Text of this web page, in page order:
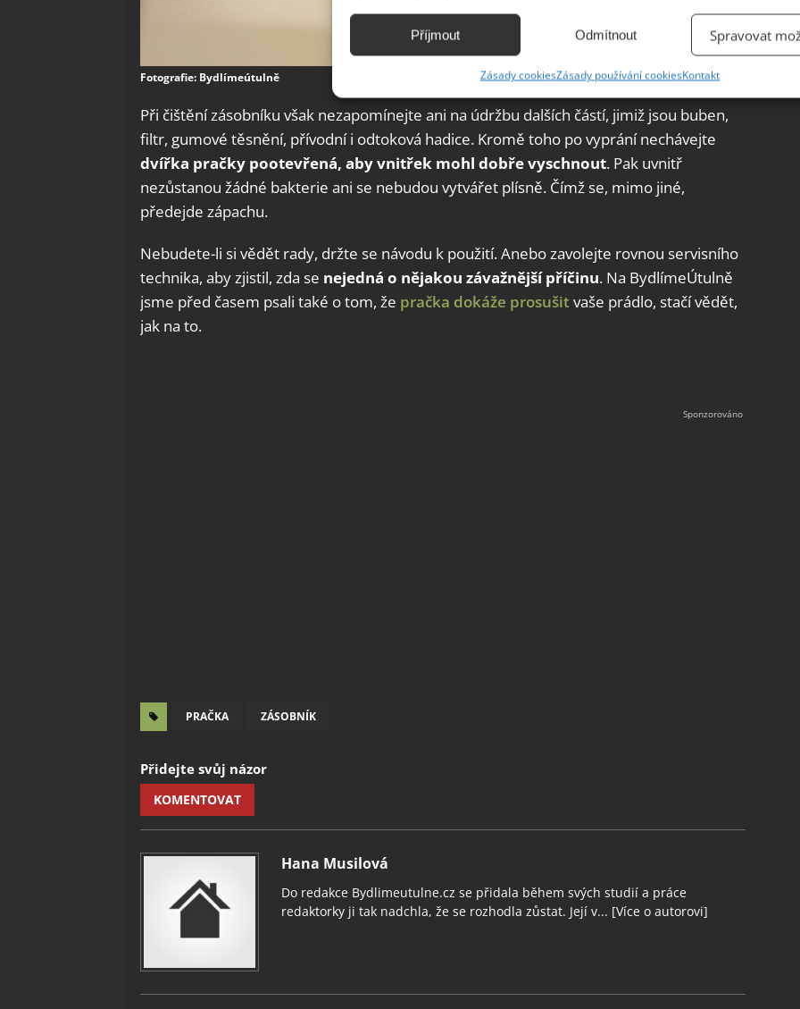
Identifikace zařízení na základě automaticky přenášených informací.
základě aktivně vyžádaných informací.
Zajištění bezpečnosti, předcházení a zjišťování podvodů a
odstraňování chyb, Poskytování a zobrazování reklamy a obsahu,
Ukládání a sdělování voleb ochrany osobních údajů.
Příjmout Odmítnout Spravovat
Zásady cookiesZásady používání cookiesKontakt
Fotografie: Bydlímeútulně
Při čištění zásobníku však nezapomínejte ani na údržbu dalších částí, jimiž jsou buben,
filtr, gumové těsnění, přívodní i odtoková hadice. Kromě toho po vyprání nechávejte
dvířka pračky pootevřená, aby vnitřek mohl dobře vyschnout. Pak uvnitř
nezůstanou žádné bakterie ani se nebudou vytvářet plísně. Čímž se, mimo jiné,
předejde zápachu.
Nebudete-li si vědět rady, držte se návodu k použití. Anebo zavolejte rovnou servisního
technika, aby zjistil, zda se nejedná o nějakou závažnější příčinu. Na BydlímeÚtulně
jsme před časem psali také o tom, že pračka dokáže prosušitvaše prádlo, stačí vědět,
jak na to.
PRAČKA ZÁSOBNÍK
Přidejte svůj názor
KOMENTOVAT
Hana Musilová
Do redakce Bydlimeutulne.cz se přidala během svých studií a práce
redaktorky ji tak nadchla, že se rozhodla zůstat. Její v... [Více o autorovi]